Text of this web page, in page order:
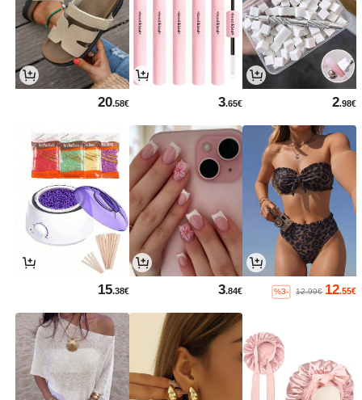
2.98€
3.65€
20.58€
12.55€
12.99€
%3-
3.84€
15.38€